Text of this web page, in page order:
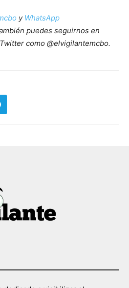
y WhatsApp
puedes seguirnos en
como @elvigilantemcbo.